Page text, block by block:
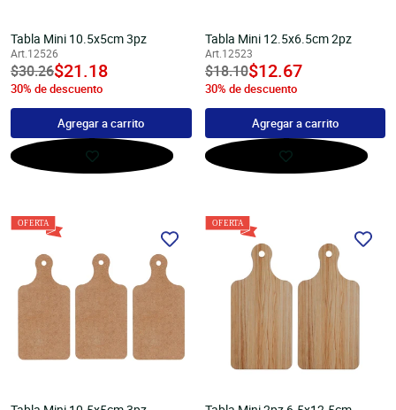
Productos para Personalización
Quinqués
Manualidades Navideñas
Tabla Mini 10.5x5cm 3pz
Art.12526
Precio
habitual
$30.26undefined
$21.18
30% de descuento
Agregar a carrito
Tabla Mini 12.5x6.5cm 2pz
Art.12523
Precio
habitual
$18.10undefined
$12.67
30% de descuento
Agregar a carrito